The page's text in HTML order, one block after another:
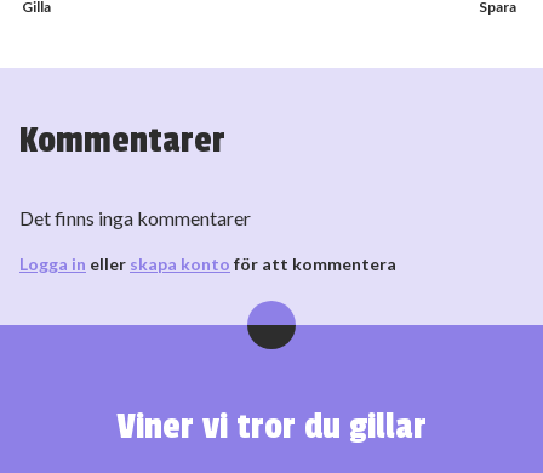
Kommentarer
Det finns inga kommentarer
Logga in eller skapa konto för att kommentera
Viner vi tror du gillar